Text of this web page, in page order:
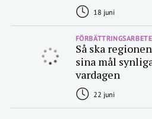
18 juni
FÖRBÄTTRINGSARBETE
Så ska
sina mål
vardagen
22 juni